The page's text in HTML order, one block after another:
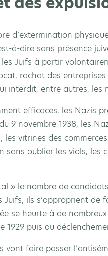
d’extermination
à-dire sans présence
Juifs à partir
rachat des
interdit, entre autres, les
efficaces, les Nazis
9 novembre 1938, les
les vitrines des
sans oublier les viols,
» le nombre de
ils s’approprient de
se heurte à de
puis au
vont faire passer